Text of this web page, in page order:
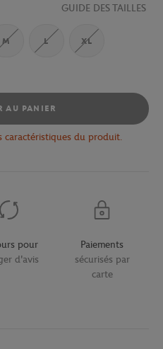
GUIDE DES TAILLES
M L XL
AU PANIER
caractéristiques du produit.
pour
d'avis
Paiements
sécurisés par
carte